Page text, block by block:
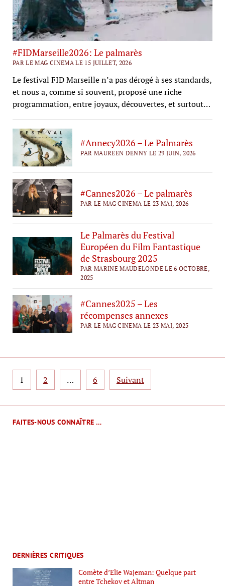
FAITES-NOUS CONNAÎTRE …
DERNIÈRES CRITIQUES
Comète d’Elie Wajeman: Quelque part
entre Tchekov et Altman
#FIDMarseille2026: Le palmarès
PAR LE MAG CINEMA LE 15 JUILLET, 2026
Le festival FID Marseille n’a pas dérogé à ses standards,
et nous a, comme si souvent, proposé une riche
programmation, entre joyaux, découvertes, et surtout…
#Annecy2026 – Le Palmarès
PAR MAUREEN DENNY LE 29 JUIN, 2026
#Cannes2026 – Le palmarès
PAR LE MAG CINEMA LE 23 MAI, 2026
Le Palmarès du Festival
Européen du Film Fantastique
de Strasbourg 2025
PAR MARINE MAUDELONDE LE 6 OCTOBRE,
2025
#Cannes2025 – Les
récompenses annexes
PAR LE MAG CINEMA LE 23 MAI, 2025
Pagination
des
1 2 … 6 Suivant